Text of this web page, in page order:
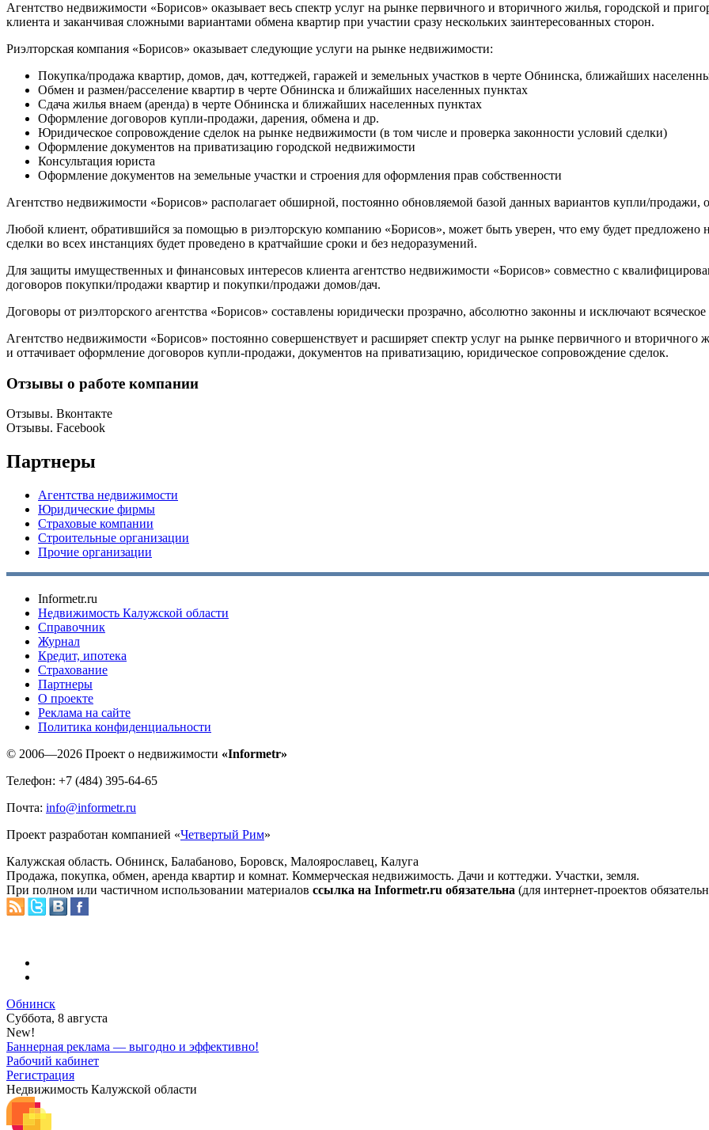
Агентство недвижимости «Борисов» оказывает весь спектр услуг на рынке первичного и вторичного жилья, городской и
клиента и заканчивая сложными вариантами обмена квартир при участии сразу нескольких заинтересованных сторон.
Риэлторская компания «Борисов» оказывает следующие услуги на рынке недвижимости:
Покупка/продажа квартир, домов, дач, коттеджей, гаражей и земельных участков в черте Обнинска, ближайших
Обмен и размен/расселение квартир в черте Обнинска и ближайших населенных пунктах
Сдача жилья внаем (аренда) в черте Обнинска и ближайших населенных пунктах
Оформление договоров купли-продажи, дарения, обмена и др.
Юридическое сопровождение сделок на рынке недвижимости (в том числе и проверка законности условий сделки)
Оформление документов на приватизацию городской недвижимости
Консультация юриста
Оформление документов на земельные участки и строения для оформления прав собственности
Агентство недвижимости «Борисов» располагает обширной, постоянно обновляемой базой данных вариантов купли/продажи,
Любой клиент, обратившийся за помощью в риэлторскую компанию «Борисов», может быть уверен, что ему будет предложено
сделки во всех инстанциях будет проведено в кратчайшие сроки и без недоразумений.
Для защиты имущественных и финансовых интересов клиента агентство недвижимости «Борисов» совместно с
договоров покупки/продажи квартир и покупки/продажи домов/дач.
Договоры от риэлторского агентства «Борисов» составлены юридически прозрачно, абсолютно законны и исключают
Агентство недвижимости «Борисов» постоянно совершенствует и расширяет спектр услуг на рынке первичного и
и оттачивает оформление договоров купли-продажи, документов на приватизацию, юридическое сопровождение сделок.
Отзывы о работе компании
Отзывы. Вконтакте
Отзывы. Facebook
Партнеры
Агентства недвижимости
Юридические фирмы
Страховые компании
Строительные организации
Прочие организации
Informetr.ru
Недвижимость Калужской области
Справочник
Журнал
Кредит, ипотека
Страхование
Партнеры
O проекте
Реклама на сайте
Политика конфиденциальности
© 2006—2026 Проект о недвижимости «Informetr»
Телефон: +7 (484) 395-64-65
Почта: info@informetr.ru
Проект разработан компанией «Четвертый Рим»
Калужская область. Обнинск, Балабаново, Боровск, Малоярославец, Калуга
Продажа, покупка, обмен, аренда квартир и комнат. Коммерческая недвижимость. Дачи и коттеджи. Участки, земля.
При полном или частичном использовании материалов ссылка на Informetr.ru обязательна (для интернет-проектов
Обнинск
Суббота, 8 августа
New!
Баннерная реклама — выгодно и эффективно!
Рабочий кабинет
Регистрация
Недвижимость Калужской области